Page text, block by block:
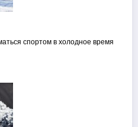
спортом в холодное время